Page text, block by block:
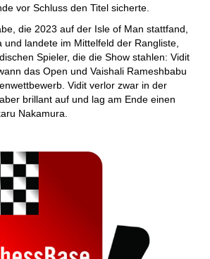
vor Schluss den Titel sicherte.
die 2023 auf der Isle of Man stattfand,
und landete im Mittelfeld der Rangliste,
Spieler, die die Show stahlen: Vidit
das Open und Vaishali Rameshbabu
Vidit verlor zwar in der
brillant auf und lag am Ende einen
Nakamura.